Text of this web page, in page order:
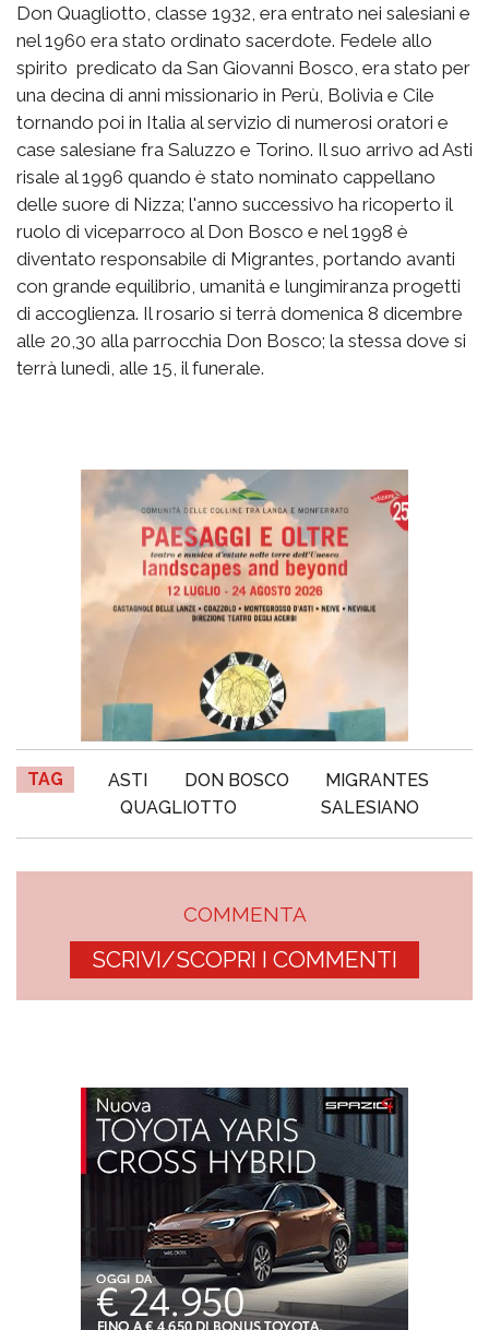
Don Quagliotto, classe 1932, era entrato nei salesiani e
nel 1960 era stato ordinato sacerdote. Fedele allo
spirito predicato da San Giovanni Bosco, era stato per
una decina di anni missionario in Perù, Bolivia e Cile
tornando poi in Italia al servizio di numerosi oratori e
case salesiane fra Saluzzo e Torino. Il suo arrivo ad Asti
risale al 1996 quando è stato nominato cappellano
delle suore di Nizza; l'anno successivo ha ricoperto il
ruolo di viceparroco al Don Bosco e nel 1998 è
diventato responsabile di Migrantes, portando avanti
con grande equilibrio, umanità e lungimiranza progetti
di accoglienza. Il rosario si terrà domenica 8 dicembre
alle 20,30 alla parrocchia Don Bosco; la stessa dove si
terrà lunedì, alle 15, il funerale.
TAG ASTI DON BOSCO
MIGRANTES
QUAGLIOTTO
SALESIANO
COMMENTA
SCRIVI/SCOPRI I COMMENTI